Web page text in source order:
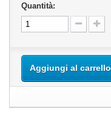
Quantità:
Aggiungi al carrello